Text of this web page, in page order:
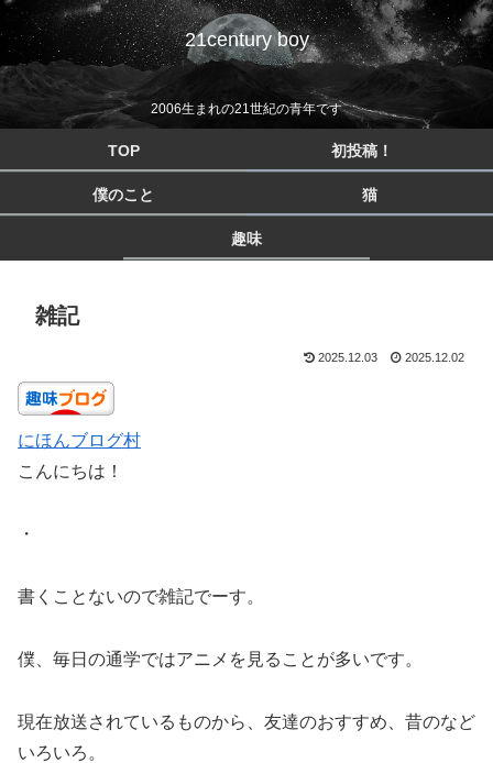
21century boy
2006生まれの21世紀の青年です
TOP 初投稿！
僕のこと 猫
趣味
雑記
2025.12.03 2025.12.02
にほんブログ村
こんにちは！
・
書くことないので雑記でーす。
僕、毎日の通学ではアニメを見ることが多いです。
現在放送されているものから、友達のおすすめ、昔のなど
いろいろ。